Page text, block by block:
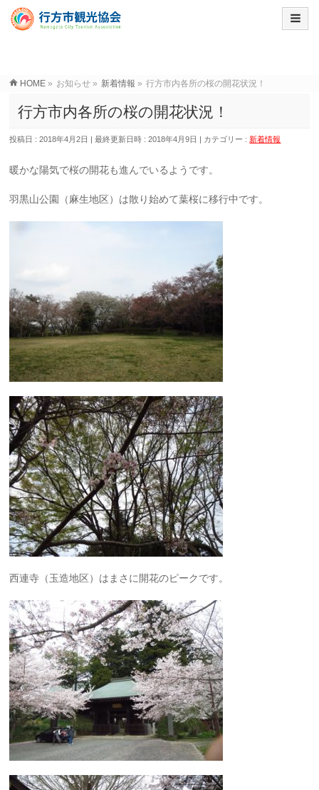
HOME » お知らせ » 新着情報 » 行方市内各所の桜の開花状況！
行方市内各所の桜の開花状況！
投稿日 : 2018年4月2日 最終更新日時 : 2018年4月9日 カテゴリー : 新着情報
暖かな陽気で桜の開花も進んでいるようです。
羽黒山公園（麻生地区）は散り始めて葉桜に移行中です。
西連寺（玉造地区）はまさに開花のピークです。